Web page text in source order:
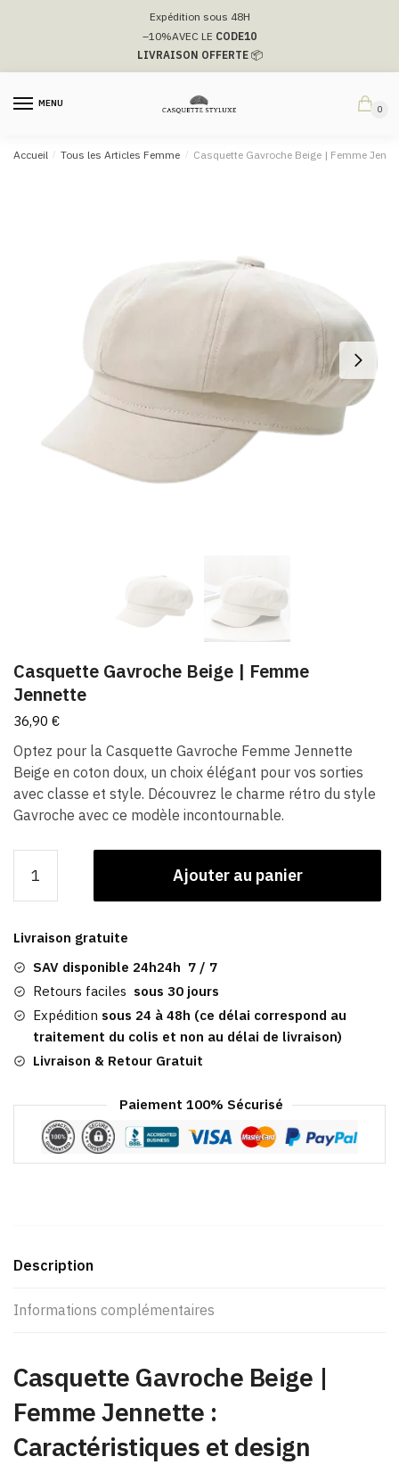
navigation
Expédition sous 48H
–10%AVEC LE CODE10
LIVRAISON OFFERTE📦
MENU
0
Accueil / Tous les Articles Femme / Casquette Gavroche Beige | Femme
Casquette Gavroche Beige | Femme
Jennette
36,90 €
Optez pour la Casquette Gavroche Femme Jennette
Beige en coton doux, un choix élégant pour vos sorties
avec classe et style. Découvrez le charme rétro du style
Gavroche avec ce modèle incontournable.
Casquette
Beige
|
Femme
Jennette
Ajouter au panier
Livraison gratuite
SAV disponible 24h24h 7 / 7
Retours faciles sous 30 jours
Expédition sous 24 à 48h (ce délai correspond au
traitement du colis et non au délai de livraison)
Livraison & Retour Gratuit
Paiement 100% Sécurisé
Description
Informations complémentaires
Casquette Gavroche Beige |
Femme Jennette :
Caractéristiques et design